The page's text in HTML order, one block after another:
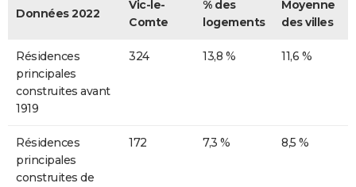
Données 2022
Vic-le-
Comte
% des
logements
Moyenne
des villes
Résidences
principales
construites avant
1919
324 13,8 % 11,6 %
Résidences
principales
construites de
172 7,3 % 8,5 %